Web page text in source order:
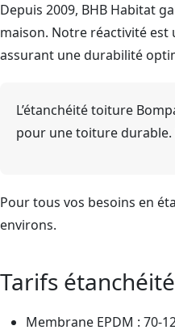
Depuis 2009, BHB Habitat
maison. Notre réactivité est
assurant une durabilité
L’étanchéité toiture
pour une toiture durable.
Pour tous vos besoins en
environs.
Tarifs
Membrane EPDM : 70-